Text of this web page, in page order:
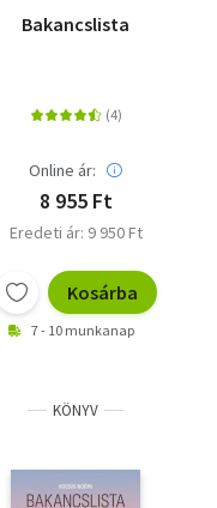
Bakancslista
Online ár:
8 955 Ft
Eredeti ár: 9 950 Ft
Kosárba
7 - 10 munkanap
KÖNYV